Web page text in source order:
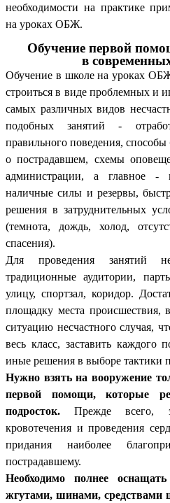
необходимости на практике
на уроках ОБЖ.
Обучение первой
в
Обучение в школе на уроках
строиться в виде проблемных и
самых различных видов
подобных занятий -
правильного поведения,
о пострадавшем, схемы
администрации, а главное -
наличные силы и резервы,
решения в затруднительных
(темнота, дождь, холод,
спасения).
Для проведения занятий
традиционные аудитории,
улицу, спортзал, коридор.
площадку места происшествия,
ситуацию несчастного случая,
весь класс, заставить каждого
иные решения в выборе тактики
Нужно взять на вооружение
первой помощи, которые
подросток.Прежде всего,
кровотечения и проведения
придания наиболее
пострадавшему.
Необходимо полнее
жгутами, шинами, средствами